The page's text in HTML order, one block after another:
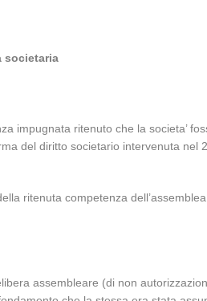
societaria
impugnata ritenuto che la societa’
del diritto societario intervenuta nel
ritenuta competenza
assembleare (di non